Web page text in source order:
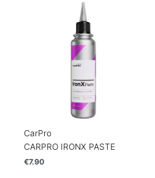
CarPro
CARPRO IRONX PASTE
€7.90